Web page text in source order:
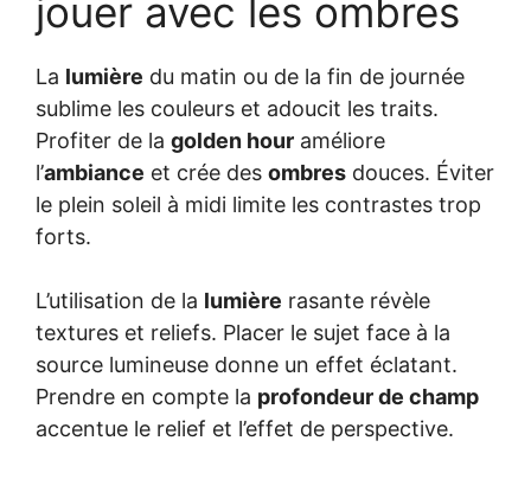
jouer avec les ombres
La lumière du matin ou de la fin de journée
sublime les couleurs et adoucit les traits.
Profiter de la golden hour améliore
l’ambiance et crée des ombres douces. Éviter
le plein soleil à midi limite les contrastes trop
forts.
L’utilisation de la lumière rasante révèle
textures et reliefs. Placer le sujet face à la
source lumineuse donne un effet éclatant.
Prendre en compte la profondeur de champ
accentue le relief et l’effet de perspective.